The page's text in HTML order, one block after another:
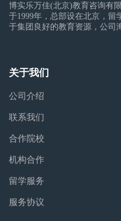
博实乐万佳(北京)教育咨询有
于1999年，总部设在北京，留
于集团良好的教育资源，公司
关于我们
公司介绍
联系我们
合作院校
机构合作
留学服务
服务协议